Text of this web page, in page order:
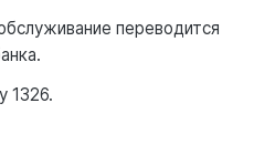
переводится
1326.